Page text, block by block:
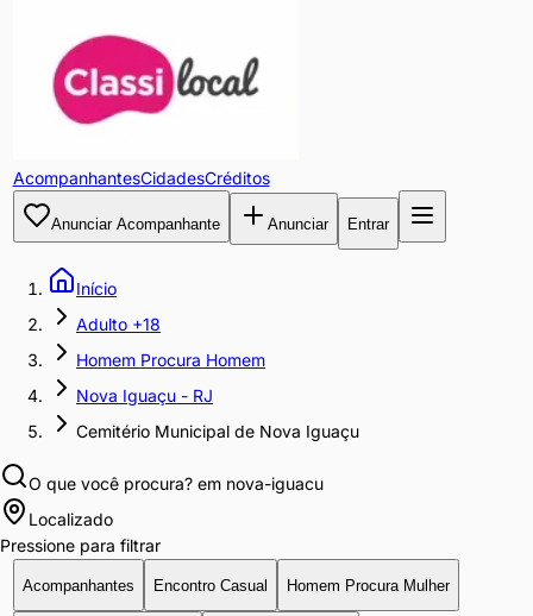
AcompanhantesCidadesCréditos
Anunciar Acompanhante Anunciar Entrar
Início
Adulto +18
Homem Procura Homem
Nova Iguaçu - RJ
Cemitério Municipal de Nova Iguaçu
O que você procura? em nova-iguacu
Localizado
Pressione para filtrar
Acompanhantes Encontro Casual Homem Procura Mulher